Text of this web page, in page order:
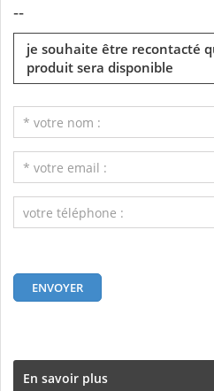
--
je souhaite être recontacté
produit sera disponible
En savoir plus